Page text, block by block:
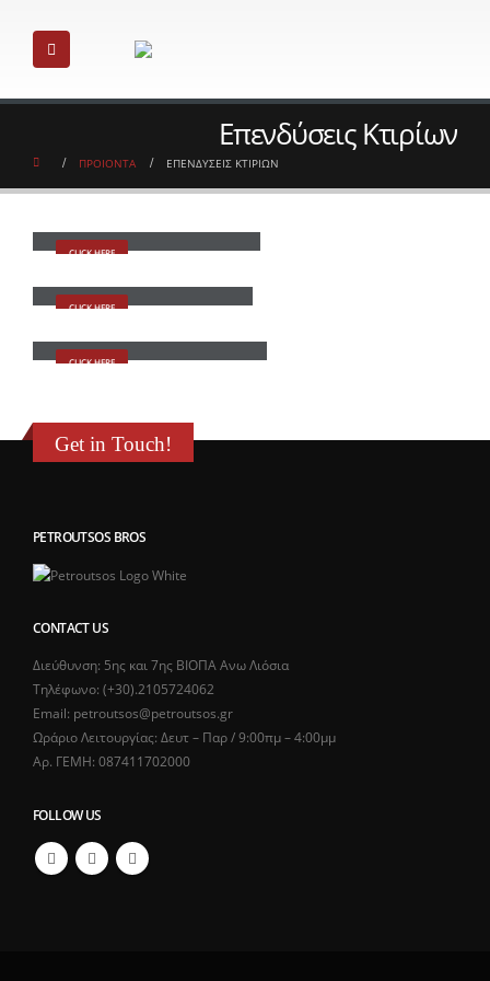
Επενδύσεις Κτιρίων
ΠΡΟΙΟΝΤΑ ΕΠΕΝΔΥΣΕΙΣ ΚΤΙΡΙΩΝ
CLICK HERE
CLICK HERE
CLICK HERE
Get in Touch!
PETROUTSOS BROS
CONTACT US
Διεύθυνση: 5ης και 7ης ΒΙΟΠΑ Ανω Λιόσια
Τηλέφωνο: (+30).2105724062
Email: petroutsos@petroutsos.gr
Ωράριο Λειτουργίας: Δευτ – Παρ / 9:00πμ – 4:00μμ
Αρ. ΓΕΜΗ: 087411702000
FOLLOW US